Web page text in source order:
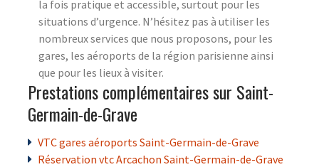
la fois pratique et accessible, surtout pour les
situations d’urgence. N’hésitez pas à utiliser les
nombreux services que nous proposons, pour les
gares, les aéroports de la région parisienne ainsi
que pour les lieux à visiter.
Prestations complémentaires sur Saint-
Germain-de-Grave
VTC gares aéroports Saint-Germain-de-Grave
Réservation vtc Arcachon Saint-Germain-de-Grave